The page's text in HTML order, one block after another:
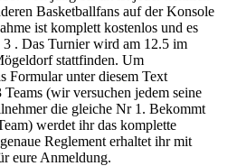
Basketballfans auf der Konsole
ist komplett kostenlos und es
. Das Turnier wird am 12.5 im
stattfinden. Um
Formular unter diesem Text
(wir versuchen jedem seine
die gleiche Nr 1. Bekommt
werdet ihr das komplette
Reglement erhaltet ihr mit
eure Anmeldung.